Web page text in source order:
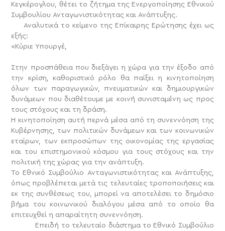
Κεγκέρογλου, θέτει το ζήτημα της Ενεργοποίησης Εθνικού
Συμβουλίου Ανταγωνιστικότητας και Ανάπτυξης.
Αναλυτικά το κείμενο της Επίκαιρης Ερώτησης έχει ως
εξής:
«Κύριε Υπουργέ,
Στην προσπάθεια που διεξάγει η χώρα για την έξοδο από
την κρίση, καθοριστικό ρόλο θα παίξει η κινητοποίηση
όλων των παραγωγικών, πνευματικών και δημιουργικών
δυνάμεων που διαθέτουμε με κοινή συνισταμένη ως προς
τους στόχους και τη δράση.
Η κινητοποίηση αυτή περνά μέσα από τη συνεννόηση της
Κυβέρνησης, των πολιτικών δυνάμεων και των κοινωνικών
εταίρων, των εκπροσώπων της οικονομίας της εργασίας
και του επιστημονικού κόσμου για τους στόχους και την
πολιτική της χώρας για την ανάπτυξη.
Το Εθνικό Συμβούλιο Ανταγωνιστικότητας και Ανάπτυξης,
όπως προβλέπεται μετά τις τελευταίες τροποποιήσεις και
εκ της συνθέσεως του, μπορεί να αποτελέσει το δημόσιο
βήμα του κοινωνικού διαλόγου μέσα από το οποίο θα
επιτευχθεί η απαραίτητη συνεννόηση.
Επειδή το τελευταίο διάστημα το Εθνικό Συμβούλιο